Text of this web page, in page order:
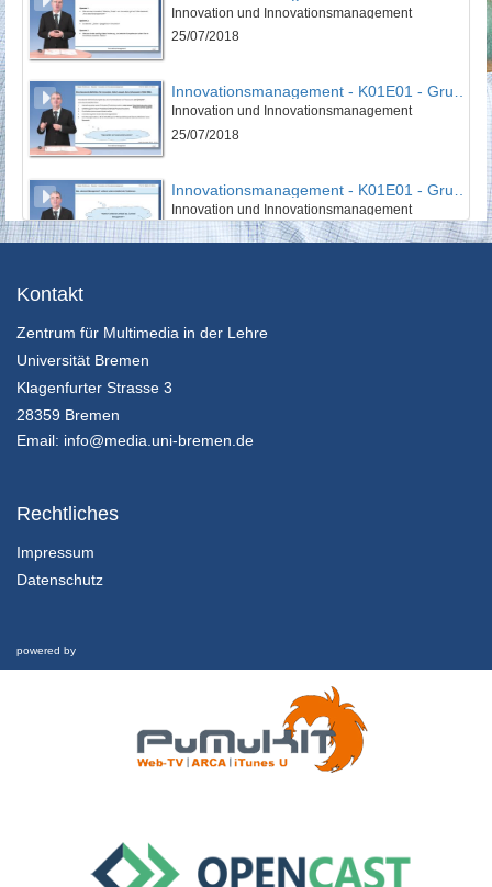
Innovation und Innovationsmanagement
25/07/2018
Innovationsmanagement - K01E01 - Grundlagen des Innovationsmanagement - Teil 02
Innovation und Innovationsmanagement
25/07/2018
Innovation und Innovationsmanagement
25/07/2018
25/07/2018
Innovation in Zahlen
Kontakt
Zentrum für Multimedia in der Lehre
Universität Bremen
Klagenfurter Strasse 3
28359 Bremen
Email: info@media.uni-bremen.de
Rechtliches
Impressum
Datenschutz
powered by